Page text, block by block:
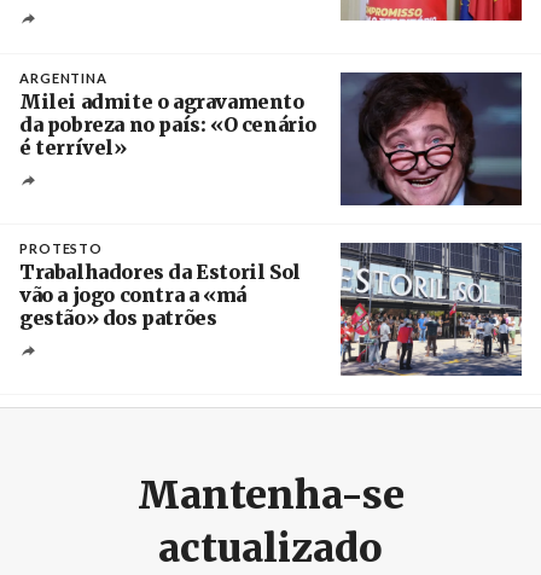
ARGENTINA
Milei admite o agravamento
da pobreza no país: «O cenário
é terrível»
PROTESTO
Trabalhadores da Estoril Sol
vão a jogo contra a «má
gestão» dos patrões
Mantenha-se
actualizado